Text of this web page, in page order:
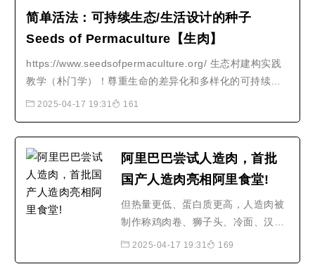
简单活法：可持续生态/生活设计的种子
Seeds of Permaculture【生肉】
https://www.seedsofpermaculture.org/ 生态村建构实践
教学（朴门学）！尊重生命的差异化和多样化的可持续生
活方式：尊重人、尊重自然、尊重地球！
2025-04-17 19:31 161
阿里巴巴尝试人造肉，首批
国产人造肉亮相阿里食堂!
但热量更低、蛋白质更高，人造肉被
制作称鸡肉卷、狮子头、冷面、汉堡
等，能满足这部分人的需求，但是肉
2025-04-17 19:31 169